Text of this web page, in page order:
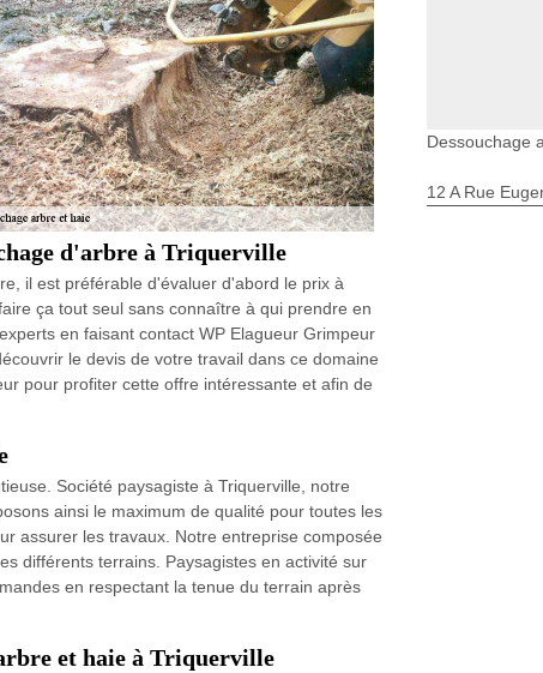
d'arbre à Triquerville
il est préférable d'évaluer d'abord le prix à
ça tout seul sans connaître à qui prendre en
en faisant contact WP Elagueur Grimpeur
le devis de votre travail dans ce domaine
pour profiter cette offre intéressante et afin de
Société paysagiste à Triquerville, notre
ainsi le maximum de qualité pour toutes les
assurer les travaux. Notre entreprise composée
différents terrains. Paysagistes en activité sur
en respectant la tenue du terrain après
et haie à Triquerville
Dessouchage
12 A Rue